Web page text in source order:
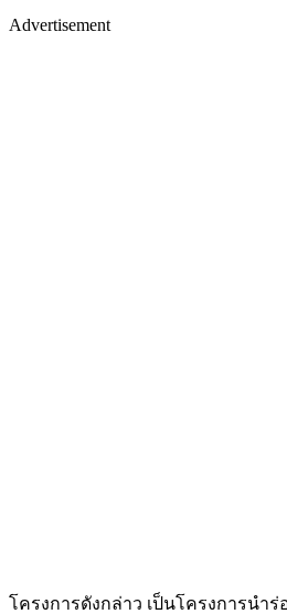
Advertisement
โครงการดังกล่าว เป็นโครงการนำ